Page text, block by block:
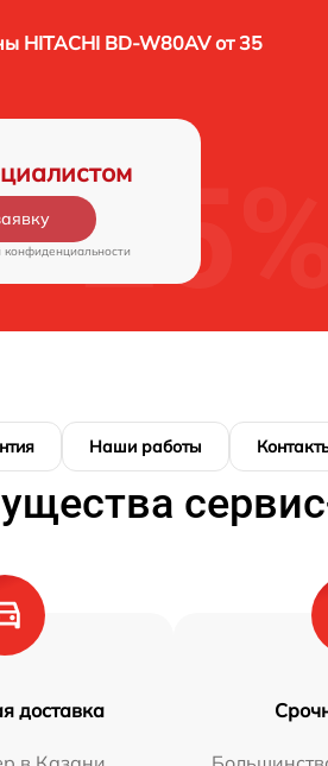
HITACHI BD-W80AV от 35
конфиденциальности
Наши работы
доставка